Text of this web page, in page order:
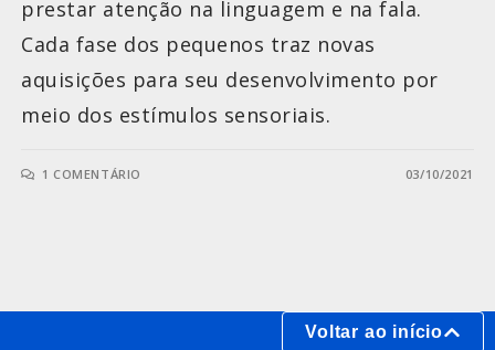
prestar atenção na linguagem e na fala.
Cada fase dos pequenos traz novas
aquisições para seu desenvolvimento por
meio dos estímulos sensoriais.
1 COMENTÁRIO 03/10/2021
Voltar ao início